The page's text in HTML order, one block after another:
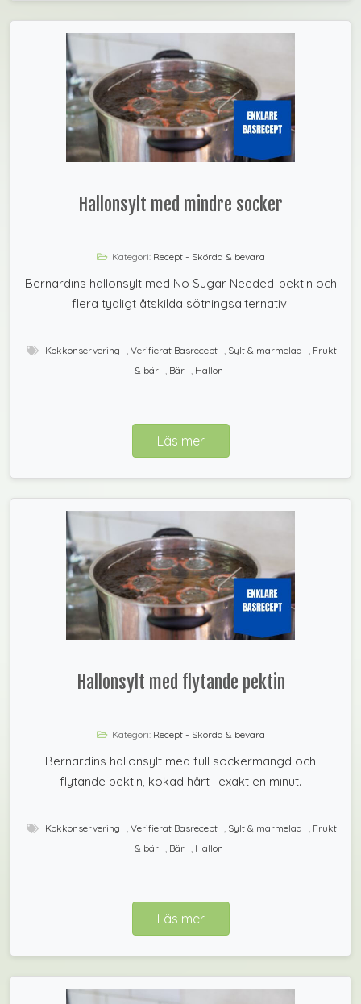
Hallonsylt med mindre socker
Kategori: Recept - Skörda & bevara
Bernardins hallonsylt med No Sugar Needed-pektin och
flera tydligt åtskilda sötningsalternativ.
Läs mer
Kokkonservering , Verifierat Basrecept , Sylt & marmelad , Frukt
& bär , Bär , Hallon
Hallonsylt med flytande pektin
Kategori: Recept - Skörda & bevara
Bernardins hallonsylt med full sockermängd och
flytande pektin, kokad hårt i exakt en minut.
Läs mer
Kokkonservering , Verifierat Basrecept , Sylt & marmelad , Frukt
& bär , Bär , Hallon